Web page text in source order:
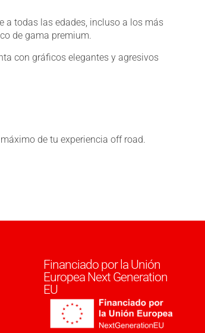
a todas las edades, incluso a los más
de gama premium.
con gráficos elegantes y agresivos
de tu experiencia off road.
Financiado por la Unión
Europea Next Generation
EU